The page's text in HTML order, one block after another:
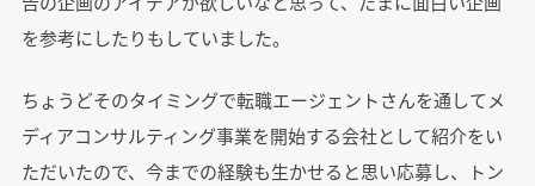
を参考にしたりもしていました。
ちょうどそのタイミングで転職エージェントさんを通してメ
ディアコンサルティング事業を開始する会社として紹介をい
ただいたので、今までの経験も生かせると思い応募し、トン